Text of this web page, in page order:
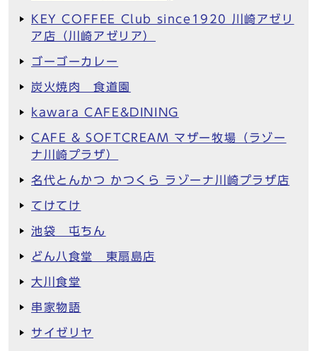
KEY COFFEE Club since1920 川崎アゼリ
ア店（川崎アゼリア）
ゴーゴーカレー
炭火焼肉 食道園
kawara CAFE&DINING
CAFE & SOFTCREAM マザー牧場（ラゾー
ナ川崎プラザ）
名代とんかつ かつくら ラゾーナ川崎プラザ店
てけてけ
池袋 屯ちん
どん八食堂 東扇島店
大川食堂
串家物語
サイゼリヤ